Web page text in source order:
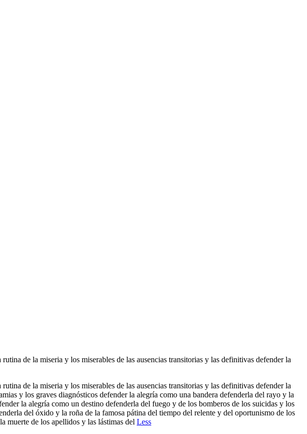
de la miseria y los miserables de las ausencias transitorias y las definitivas defender la
de la miseria y los miserables de las ausencias transitorias y las definitivas defender la
y los graves diagnósticos defender la alegría como una bandera defenderla del rayo y la
la alegría como un destino defenderla del fuego y de los bomberos de los suicidas y los
del óxido y la roña de la famosa pátina del tiempo del relente y del oportunismo de los
muerte de los apellidos y las lástimas del Less